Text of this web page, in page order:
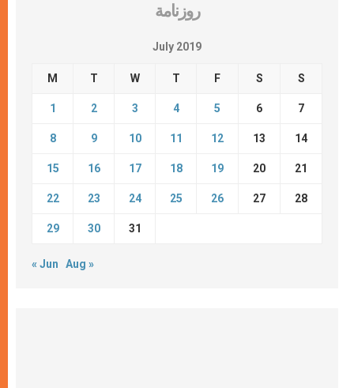
روزنامة
July 2019
M T W T F S S
1 2 3 4 5 6 7
8 9 10 11 12 13 14
15 16 17 18 19 20 21
22 23 24 25 26 27 28
29 30 31
« Jun Aug »